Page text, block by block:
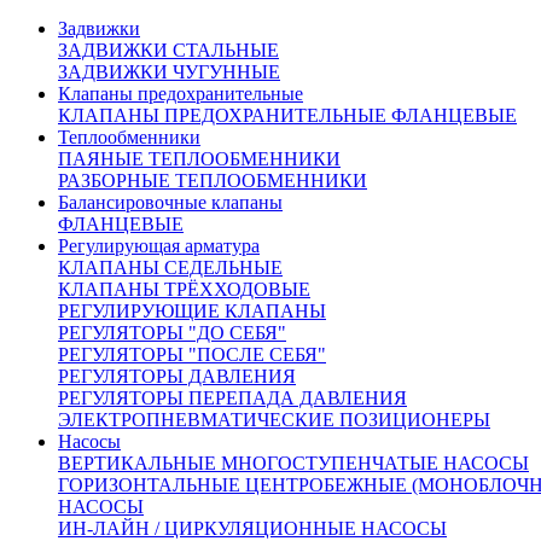
Задвижки
ЗАДВИЖКИ СТАЛЬНЫЕ
ЗАДВИЖКИ ЧУГУННЫЕ
Клапаны предохранительные
КЛАПАНЫ ПРЕДОХРАНИТЕЛЬНЫЕ ФЛАНЦЕВЫЕ
Теплообменники
ПАЯНЫЕ ТЕПЛООБМЕННИКИ
РАЗБОРНЫЕ ТЕПЛООБМЕННИКИ
Балансировочные клапаны
ФЛАНЦЕВЫЕ
Регулирующая арматура
КЛАПАНЫ СЕДЕЛЬНЫЕ
КЛАПАНЫ ТРЁХХОДОВЫЕ
РЕГУЛИРУЮЩИЕ КЛАПАНЫ
РЕГУЛЯТОРЫ "ДО СЕБЯ"
РЕГУЛЯТОРЫ "ПОСЛЕ СЕБЯ"
РЕГУЛЯТОРЫ ДАВЛЕНИЯ
РЕГУЛЯТОРЫ ПЕРЕПАДА ДАВЛЕНИЯ
ЭЛЕКТРОПНЕВМАТИЧЕСКИЕ ПОЗИЦИОНЕРЫ
Насосы
ВЕРТИКАЛЬНЫЕ МНОГОСТУПЕНЧАТЫЕ НАСОСЫ
ГОРИЗОНТАЛЬНЫЕ ЦЕНТРОБЕЖНЫЕ
НАСОСЫ
ИН-ЛАЙН / ЦИРКУЛЯЦИОННЫЕ НАСОСЫ
Характеристики
Похожие товары: